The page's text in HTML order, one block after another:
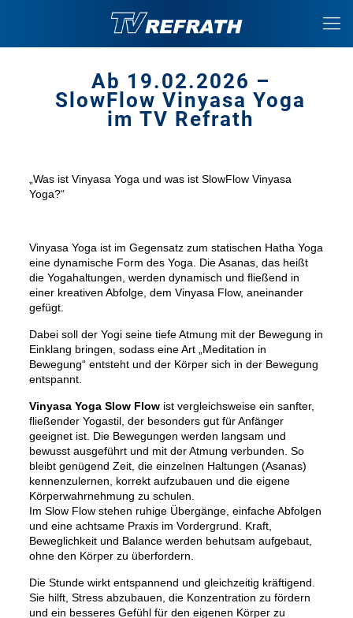
Ab 19.02.2026 –
SlowFlow Vinyasa Yoga
im TV Refrath
„Was ist Vinyasa Yoga und was ist SlowFlow Vinyasa
Yoga?“
Vinyasa Yoga ist im Gegensatz zum statischen Hatha Yoga
eine dynamische Form des Yoga. Die Asanas, das heißt
die Yogahaltungen, werden dynamisch und fließend in
einer kreativen Abfolge, dem Vinyasa Flow, aneinander
gefügt.
Dabei soll der Yogi seine tiefe Atmung mit der Bewegung in
Einklang bringen, sodass eine Art „Meditation in
Bewegung“ entsteht und der Körper sich in der Bewegung
entspannt.
Vinyasa Yoga Slow Flowist vergleichsweise ein sanfter,
fließender Yogastil, der besonders gut für Anfänger
geeignet ist. Die Bewegungen werden langsam und
bewusst ausgeführt und mit der Atmung verbunden. So
bleibt genügend Zeit, die einzelnen Haltungen (Asanas)
kennenzulernen, korrekt aufzubauen und die eigene
Körperwahrnehmung zu schulen.
Im Slow Flow stehen ruhige Übergänge, einfache Abfolgen
und eine achtsame Praxis im Vordergrund. Kraft,
Beweglichkeit und Balance werden behutsam aufgebaut,
ohne den Körper zu überfordern.
Die Stunde wirkt entspannend und gleichzeitig kräftigend.
Sie hilft, Stress abzubauen, die Konzentration zu fördern
und ein besseres Gefühl für den eigenen Körper zu